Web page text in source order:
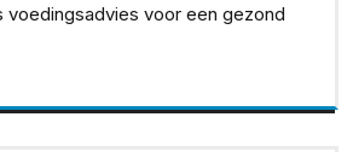
voedingsadvies voor een gezond